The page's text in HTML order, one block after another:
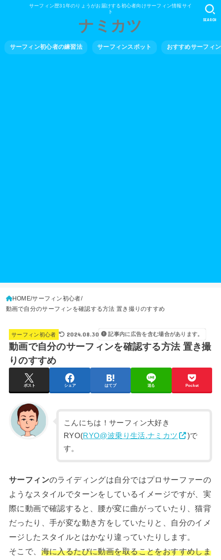
サーフィン歴31年のりょうがお届けする初心者向けサーフィン情報サイ
ト
ナミカツ
サーフィン初心者の練習法 サーフィンスポット おすすめサーフィ
SEARCH
HOME サーフィン初心者
動画で自分のサーフィンを確認する方法 置き撮りのすすめ
サーフィン初心者 2024.08.30 記事内に広告を含む場合があります。
動画で自分のサーフィンを確認する方法 置き撮
りのすすめ
ポスト シェア はてブ 送る Pocket
こんにちは！サーフィン大好き
RYO(RYO@波乗り生活.ナミカツ
)で
す。
サーフィンのライディングは自分ではプロサーファーの
ようなスタイルでターンをしているイメージですが、実
際に動画で確認すると、腰が変に曲がっていたり、猫背
だったり、手が変な動き方をしていたりと、自分のイメ
ージしたスタイルとはかなり違っていたりします。
そこで、 海に入るたびに動画を取ることをおすすめしま